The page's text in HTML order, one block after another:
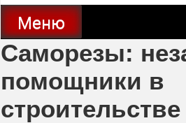
Меню
Саморезы:
помощники в